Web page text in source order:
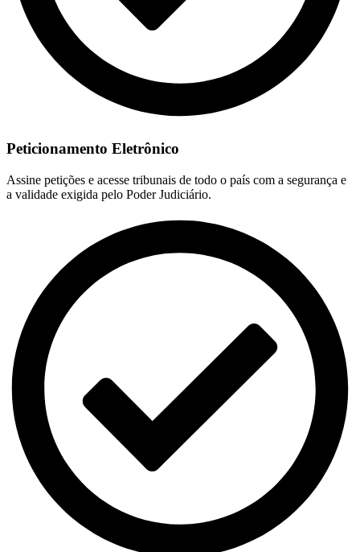
Peticionamento Eletrônico
Assine petições e acesse tribunais de todo o país com a segurança e
a validade exigida pelo Poder Judiciário.